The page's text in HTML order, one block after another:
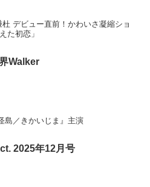
デビュー直前！かわいさ凝縮ショ
た初恋」
Walker
島／きかいじま』主演
2025年12月号